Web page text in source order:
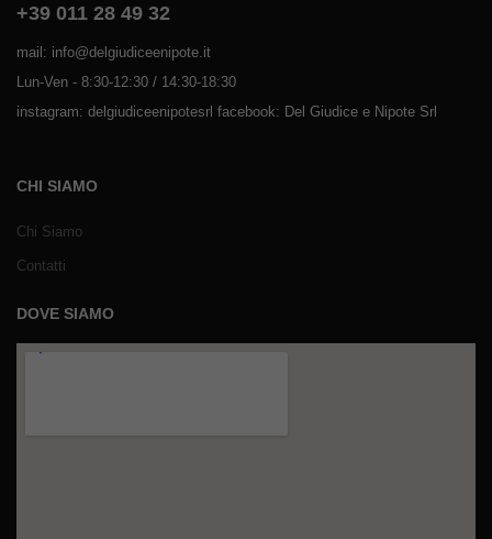
+39 011 28 49 32
mail: info@delgiudiceenipote.it
Lun-Ven - 8:30-12:30 / 14:30-18:30
instagram: delgiudiceenipotesrl facebook: Del Giudice e Nipote Srl
CHI SIAMO
Chi Siamo
Contatti
DOVE SIAMO